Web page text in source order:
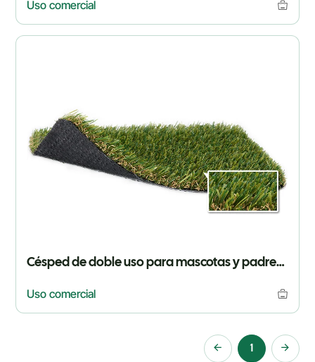
Uso comercial
Césped de doble uso para mascotas y padres-hijos de Courtyard
Uso comercial
1